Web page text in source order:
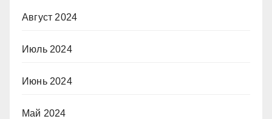
Август 2024
Июль 2024
Июнь 2024
Май 2024